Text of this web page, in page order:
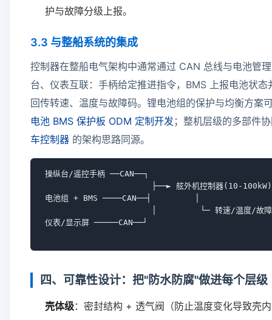
护与故障分级上报。
3.3 与整船系统的集成
控制器在整船电气架构中通常通过 CAN 总线与电池管
台、仪表互联：手柄给定推进指令，BMS 上报电池状
回传转速、温度与故障码。锂电池组的保护与均衡方案
电池 BMS 保护板 ODM 定制开发 ；整机层级的多部件
车控制器 的架构思路同源。
操纵台/遥控手柄 ──CAN──┐
├──► 舷外机控制器(10-
电池组 + BMS ────CAN──┤         │
│         └─ 转速/温度/故障
仪表/显示屏 ─────CAN──┘
四、可靠性设计：把"防水防腐"做进每个层级
壳体级：密封结构 + 透气阀（防止温度变化导致壳